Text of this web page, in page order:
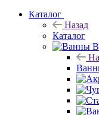
Каталог
Назад
Каталог